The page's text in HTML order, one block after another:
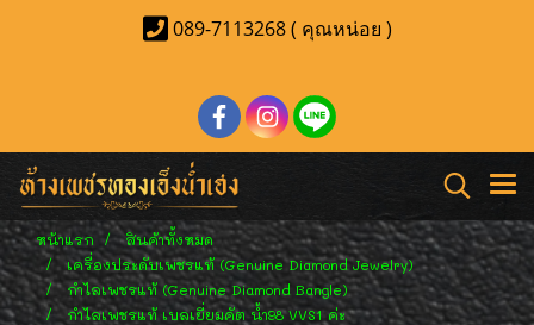
089-7113268 ( คุณหน่อย )
หน้าแรก
สินค้าทั้งหมด
เครื่องประดับเพชรแท้ (Genuine Diamond Jewelry)
กำไลเพชรแท้ (Genuine Diamond Bangle)
กำไลเพชรแท้ เบลเยี่ยมคัต น้ำ98 VVS1 ค่ะ